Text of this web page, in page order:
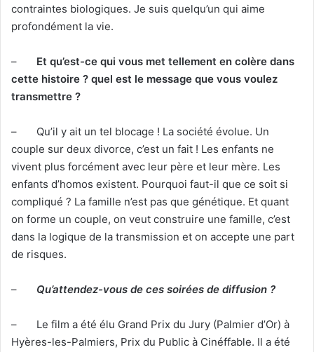
contraintes biologiques. Je suis quelqu’un qui aime
profondément la vie.
– Et qu’est-ce qui vous met tellement en colère dans
cette histoire ? quel est le message que vous voulez
transmettre ?
– Qu’il y ait un tel blocage ! La société évolue. Un
couple sur deux divorce, c’est un fait ! Les enfants ne
vivent plus forcément avec leur père et leur mère. Les
enfants d’homos existent. Pourquoi faut-il que ce soit si
compliqué ? La famille n’est pas que génétique. Et quant
on forme un couple, on veut construire une famille, c’est
dans la logique de la transmission et on accepte une part
de risques.
– Qu’attendez-vous de ces soirées de diffusion ?
– Le film a été élu Grand Prix du Jury (Palmier d’Or) à
Hyères-les-Palmiers, Prix du Public à Cinéffable. Il a été